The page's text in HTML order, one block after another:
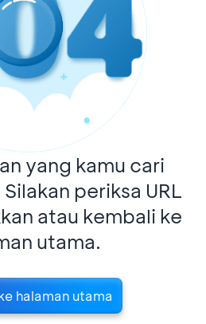
yang kamu cari
periksa URL
atau kembali ke
utama.
halaman utama